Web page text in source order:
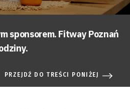
sponsorem. Fitway Poznań
PRZEJDŹ DO TREŚCI PONIŻEJ